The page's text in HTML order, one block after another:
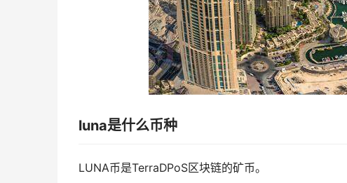
luna是什么币种
LUNA币是TerraDPoS区块链的矿币。